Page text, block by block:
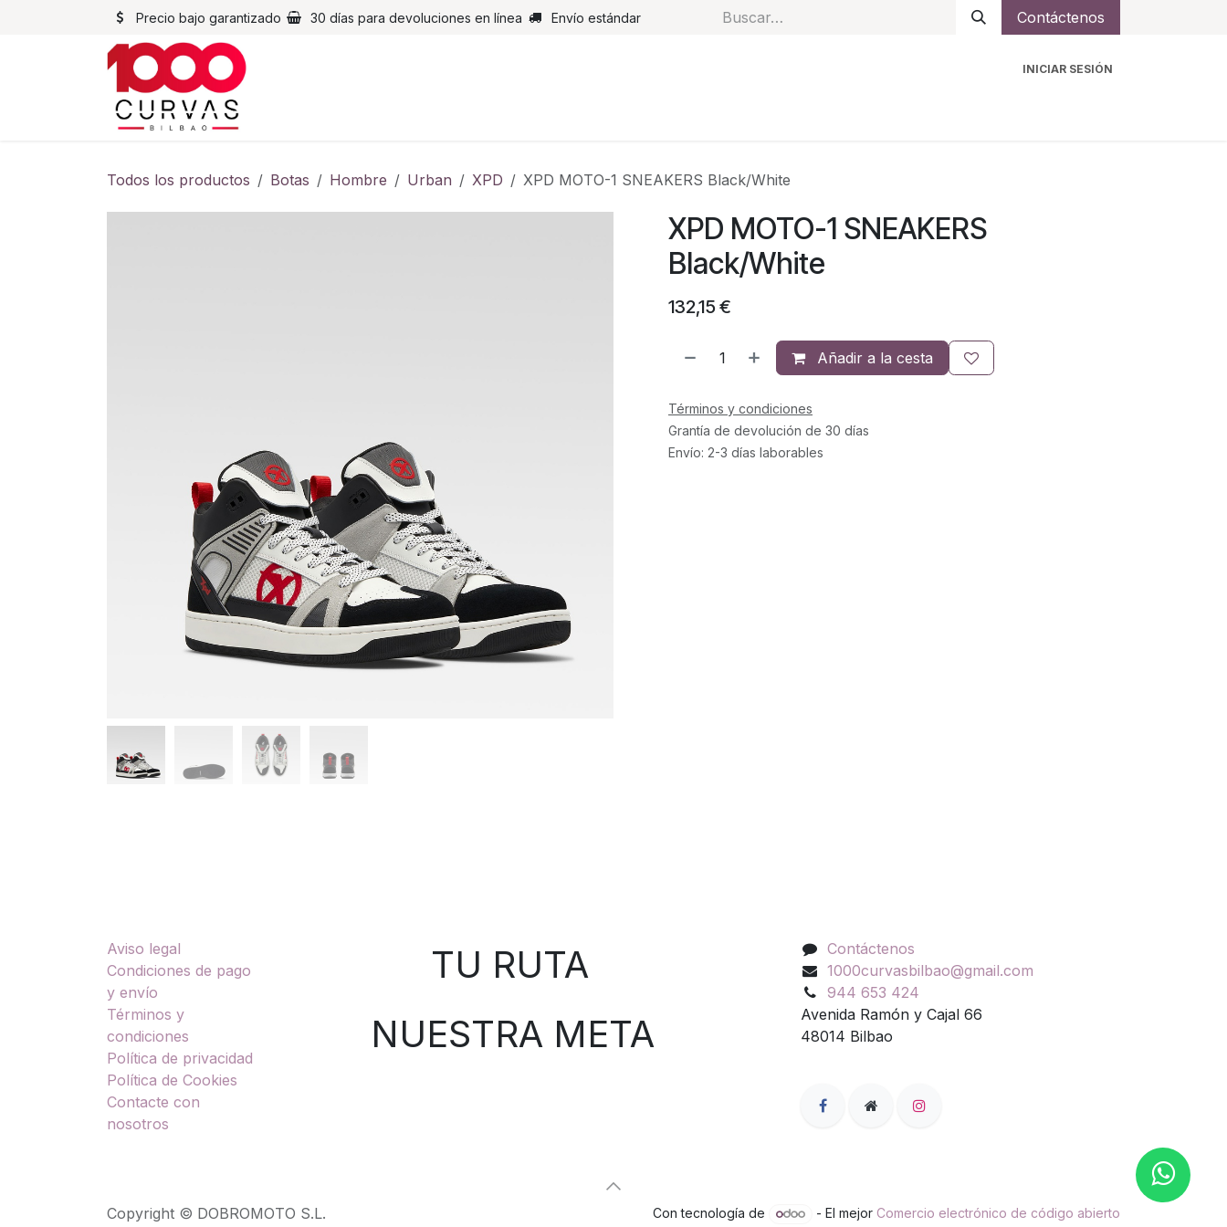
Precio bajo garantizado 30 días para devoluciones en línea Envío estándar Contáctenos
INICIAR SESIÓN
Todos los productos Botas Hombre Urban XPD XPD MOTO-1 SNEAKERS Black/White
XPD MOTO-1 SNEAKERS
Black/White
132,15 €
Añadir a la cesta
Términos y condiciones
Grantía de devolución de 30 días
Envío: 2-3 días laborables
Aviso legal
Condiciones de pago
y envío
Términos y
condiciones
Política de privacidad
Política de Cookies
Contacte con
nosotros
TU RUTA
NUESTRA META
Contáctenos
1000curvasbilbao@gmail.com
944 653 424
Avenida Ramón y Cajal 66
48014 Bilbao
Copyright © DOBROMOTO S.L. Con tecnología de - El mejor Comercio electrónico de código abierto